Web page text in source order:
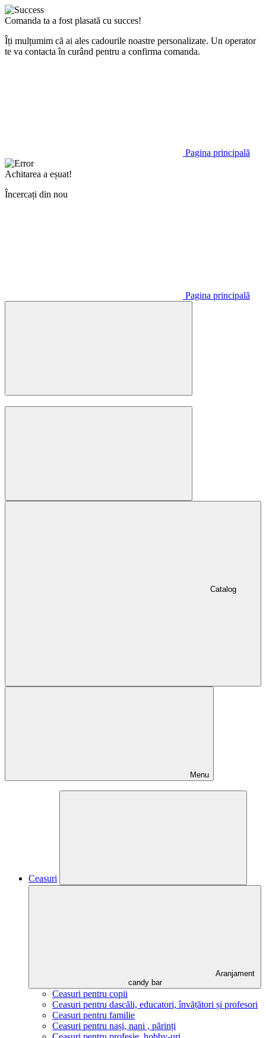
Comanda ta a fost plasată cu succes!
Îți mulțumim că ai ales cadourile noastre personalizate. Un operator
te va contacta în curând pentru a confirma comanda.
Pagina principală
Achitarea a eșuat!
Încercați din nou
Pagina principală
Catalog
Menu
Ceasuri
Aranjament
candy bar
Ceasuri pentru copii
Ceasuri pentru dascăli, educatori, învățători și profesori
Ceasuri pentru familie
Ceasuri pentru nași, nani , părinți